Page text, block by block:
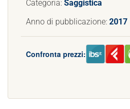
Categoria: Saggistica
Anno di pubblicazione: 2017
Confronta prezzi: